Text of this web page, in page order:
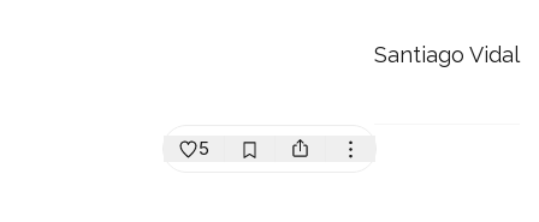
Santiago Vidal
5